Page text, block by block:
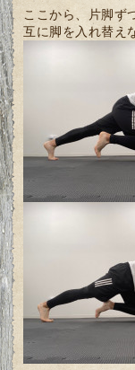
ここから、片脚ず
互に脚を入れ替え